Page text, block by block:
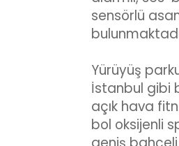
sensörlü
Yürüyüş
İstanbul gibi
açık hava
bol oksijenli